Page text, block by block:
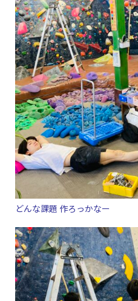
どんな課題 作ろっかなー